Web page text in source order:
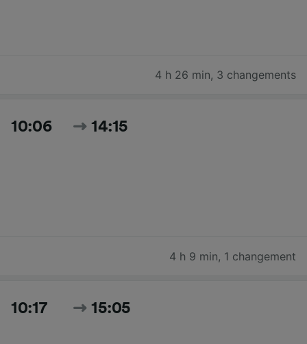
4 h 26 min, 3 changements
10:06 14:15
4 h 9 min, 1 changement
10:17 15:05